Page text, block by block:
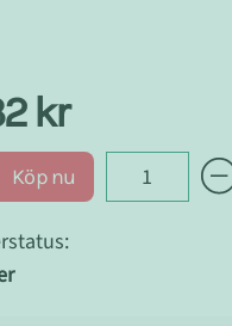
kr
Köp nu